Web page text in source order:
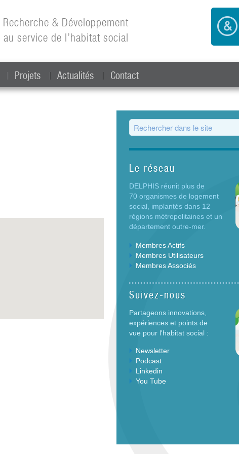
contenu
principal
Recherche & Développement
au service de l’habitat social
Projets Actualités Contact
Formulaire de recherche
Le réseau
DELPHIS réunit plus de
70 organismes de logement
social, implantés dans 12
régions métropolitaines et un
département outre-mer.
Membres Actifs
Membres Utilisateurs
Membres Associés
Suivez-nous
Partageons innovations,
expériences et points de
vue pour l'habitat social :
Newsletter
Podcast
Linkedin
You Tube